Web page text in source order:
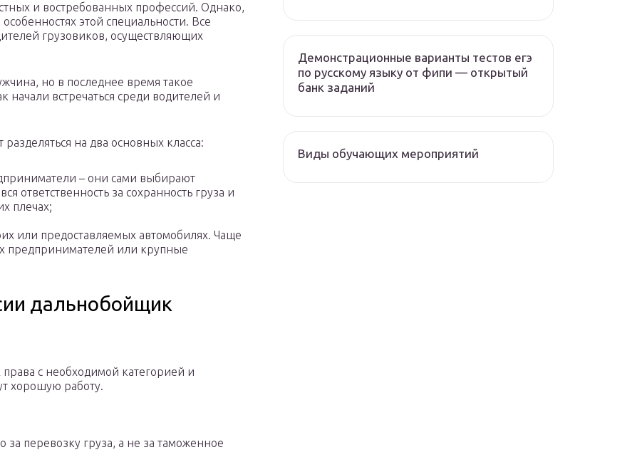
и востребованных профессий. Однако,
этой специальности. Все
грузовиков, осуществляющих
но в последнее время такое
встречаться среди водителей и
на два основных класса:
– они сами выбирают
ответственность за сохранность груза и
плечах;
или предоставляемых автомобилях. Чаще
предпринимателей или крупные
дальнобойщик
с необходимой категорией и
хорошую работу.
перевозку груза, а не за таможенное
Демонстрационные варианты тестов егэ
по русскому языку от фипи — открытый
банк заданий
Виды обучающих мероприятий